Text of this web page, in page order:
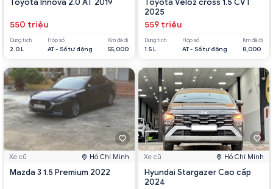
Toyota Innova 2.0 AT 2019
550 triệu
Dung tích
2.0 L
Hộp số
AT - Số tự động
Km đã đi
55,000
Xe cũ Hồ Chí Minh
Mazda 3 1.5 Premium 2022
Toyota Veloz cross 1.5 CVT
2025
559 triệu
Dung tích
1.5 L
Hộp số
AT - Số tự động
Km đã đi
8,000
Xe cũ Hồ Chí Minh
Hyundai Stargazer Cao cấp
2024